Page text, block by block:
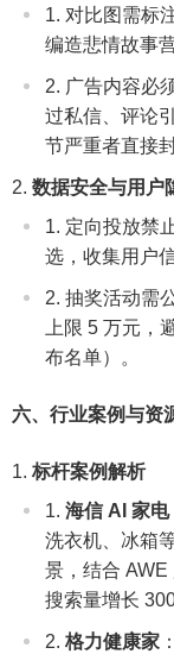
对比图需标
编造悲情故事
广告内容必
过私信、评论
节严重者直接
数据安全与用户
定向投放禁
选，收集用户
抽奖活动需
上限 5 万元，
布名单）。
六、行业案例与资
标杆案例解析
海信 AI 家电
洗衣机、冰箱
景，结合
搜索量增长
格力健康家